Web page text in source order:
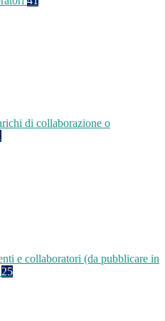
di collaborazione o
e collaboratori (da pubblicare in
25